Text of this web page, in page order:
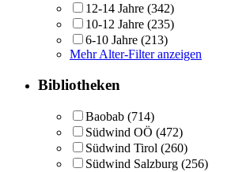
12-14 Jahre (342)
10-12 Jahre (235)
6-10 Jahre (213)
Mehr Alter-Filter anzeigen
Bibliotheken
Baobab (714)
Südwind OÖ (472)
Südwind Tirol (260)
Südwind Salzburg (256)